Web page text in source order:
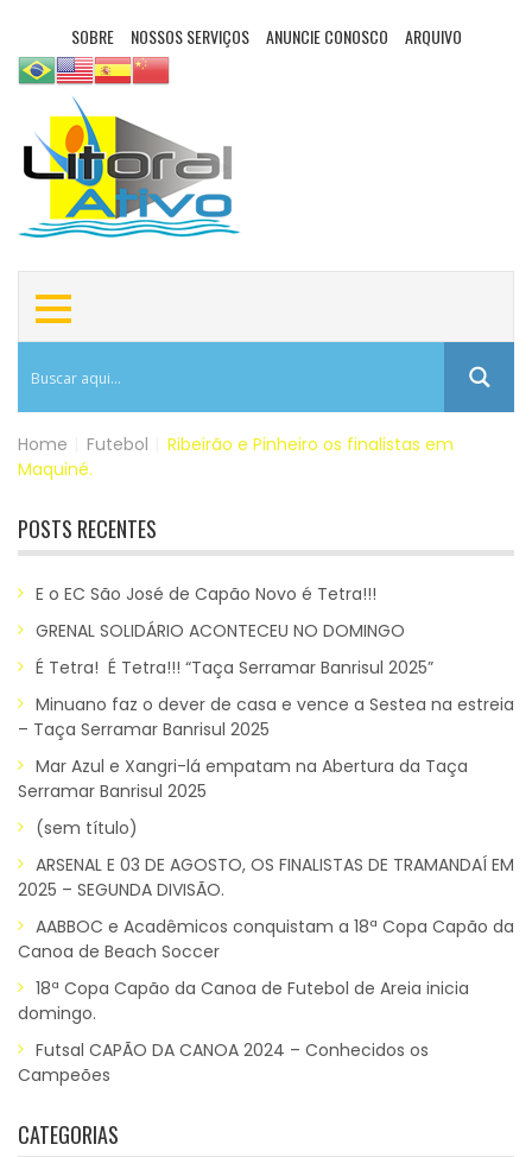
SOBRE NOSSOS SERVIÇOS ANUNCIE CONOSCO ARQUIVO
Home Futebol
Ribeirão e Pinheiro os finalistas em
Maquiné.
POSTS RECENTES
E o EC São José de Capão Novo é Tetra!!!
GRENAL SOLIDÁRIO ACONTECEU NO DOMINGO
É Tetra! É Tetra!!! “Taça Serramar Banrisul 2025”
Minuano faz o dever de casa e vence a Sestea na estreia
– Taça Serramar Banrisul 2025
Mar Azul e Xangri-lá empatam na Abertura da Taça
Serramar Banrisul 2025
(sem título)
ARSENAL E 03 DE AGOSTO, OS FINALISTAS DE TRAMANDAÍ EM
2025 – SEGUNDA DIVISÃO.
AABBOC e Acadêmicos conquistam a 18ª Copa Capão da
Canoa de Beach Soccer
18ª Copa Capão da Canoa de Futebol de Areia inicia
domingo.
Futsal CAPÃO DA CANOA 2024 – Conhecidos os
Campeões
CATEGORIAS